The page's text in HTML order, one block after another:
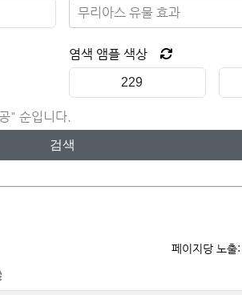
무리아스 유물 효과
염색 앰플 색상
" 순입니다.
검색
페이지당 노